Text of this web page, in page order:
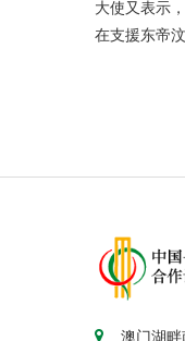
大使又表示
在支援东帝
澳门湖